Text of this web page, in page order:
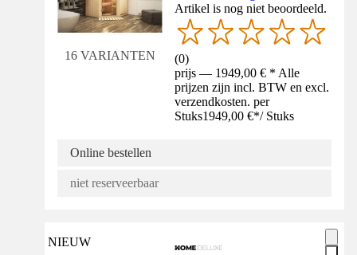
16 VARIANTEN
Artikel is nog niet beoordeeld.
(0)
prijs — 1949,00 € * Alle
prijzen zijn incl. BTW en excl.
verzendkosten. per
Stuks1949,00 €*/ Stuks
Online bestellen
niet reserveerbaar
NIEUW